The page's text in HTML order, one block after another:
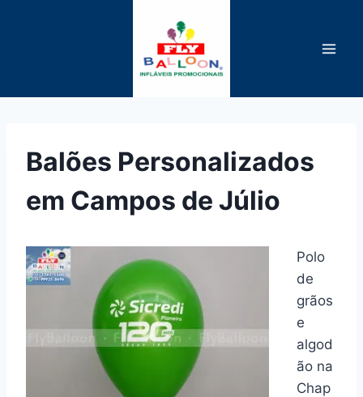
Balões Personalizados
em Campos de Júlio
Polo
de
grãos
e
algod
ão na
Chap